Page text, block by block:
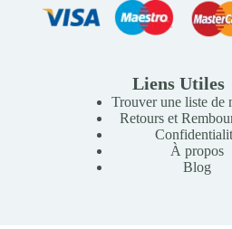
Liens Utiles
Trouver une liste de
Retours et
À propos
Blog